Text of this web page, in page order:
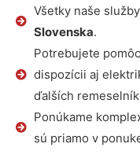
Všetky naše
Slovenska.
Potrebujete
dispozícii aj
ďalších
Ponúkame
sú priamo v